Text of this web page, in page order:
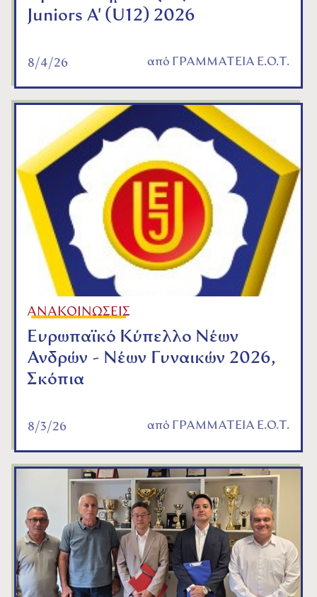
Juniors A' (U12) 2026
8/4/26 από ΓΡΑΜΜΑΤΕΙΑ Ε.Ο.Τ.
ΑΝΑΚΟΙΝΩΣΕΙΣ
Ευρωπαϊκό Κύπελλο Νέων
Ανδρών - Νέων Γυναικών 2026,
Σκόπια
8/3/26 από ΓΡΑΜΜΑΤΕΙΑ Ε.Ο.Τ.